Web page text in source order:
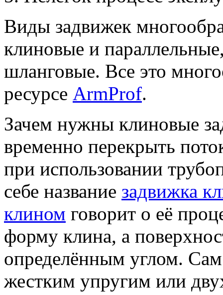
Виды задвижек
клиновые и
шланговые. Все это
ресурсе ArmProf.
Зачем нужны клиновые
временно перекрыть
при использовании
себе название задвижка
клином говорит о её
форму клина, а
определённым углом.
жестким упругим или